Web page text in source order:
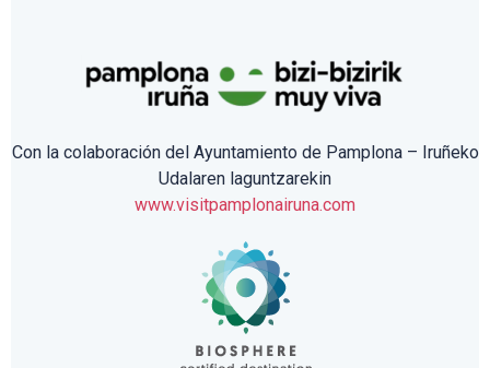
Con la colaboración del Ayuntamiento de Pamplona – Iruñeko
Udalaren laguntzarekin
www.visitpamplonairuna.com